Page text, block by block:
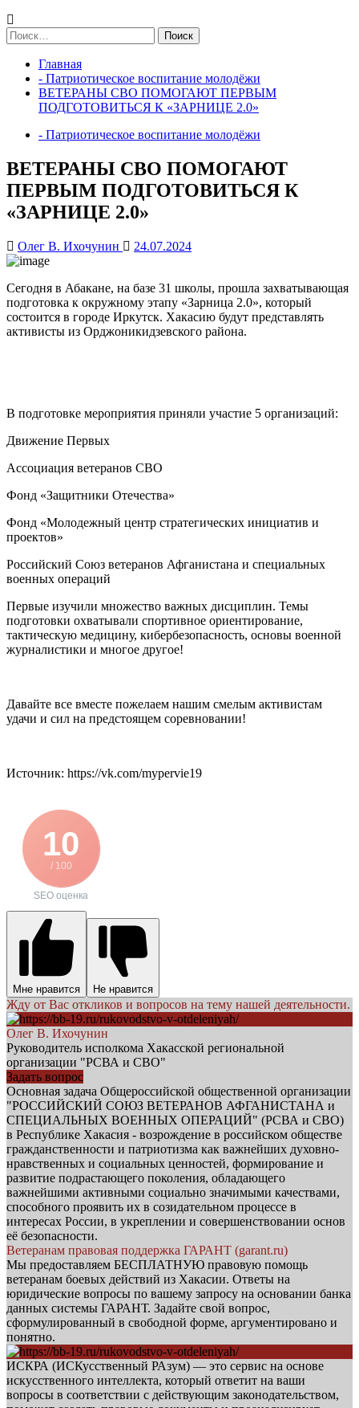
Найти:
Главная
- Патриотическое воспитание молодёжи
ВЕТЕРАНЫ СВО ПОМОГАЮТ ПЕРВЫМ
ПОДГОТОВИТЬСЯ К «ЗАРНИЦЕ 2.0»
- Патриотическое воспитание молодёжи
ВЕТЕРАНЫ СВО ПОМОГАЮТ
ПЕРВЫМ ПОДГОТОВИТЬСЯ К
«ЗАРНИЦЕ 2.0»
Олег В. Ихочунин 24.07.2024
Сегодня в Абакане, на базе 31 школы, прошла захватывающая
подготовка к окружному этапу «Зарница 2.0», который
состоится в городе Иркутск. Хакасию будут представлять
активисты из Орджоникидзевского района.
В подготовке мероприятия приняли участие 5 организаций:
Движение Первых
Ассоциация ветеранов СВО
Фонд «Защитники Отечества»
Фонд «Молодежный центр стратегических инициатив и
проектов»
Российский Союз ветеранов Афганистана и специальных
военных операций
Первые изучили множество важных дисциплин. Темы
подготовки охватывали спортивное ориентирование,
тактическую медицину, кибербезопасность, основы военной
журналистики и многое другое!
Давайте все вместе пожелаем нашим смелым активистам
удачи и сил на предстоящем соревновании!
Источник: https://vk.com/mypervie19
10
/ 100
SEO оценка
Мне нравится Не нравится
Жду от Вас откликов и вопросов на тему нашей деятельности.
Олег В. Ихочунин
Руководитель исполкома Хакасской региональной
организации "РСВА и СВО"
Задать вопрос
Основная задача Общероссийской общественной организации
"РОССИЙСКИЙ СОЮЗ ВЕТЕРАНОВ АФГАНИСТАНА и
СПЕЦИАЛЬНЫХ ВОЕННЫХ ОПЕРАЦИЙ" (РСВА и СВО)
в Республике Хакасия - возрождение в российском обществе
гражданственности и патриотизма как важнейших духовно-
нравственных и социальных ценностей, формирование и
развитие подрастающего поколения, обладающего
важнейшими активными социально значимыми качествами,
способного проявить их в созидательном процессе в
интересах России, в укреплении и совершенствовании основ
её безопасности.
Ветеранам правовая поддержка ГАРАНТ (garant.ru)
Мы предоставляем БЕСПЛАТНУЮ правовую помощь
ветеранам боевых действий из Хакасии. Ответы на
юридические вопросы по вашему запросу на основании банка
данных системы ГАРАНТ. Задайте свой вопрос,
сформулированный в свободной форме, аргументировано и
понятно.
ИСКРА (ИСКусственный РАзум) — это сервис на основе
искусственного интеллекта, который ответит на ваши
вопросы в соответствии с действующим законодательством,